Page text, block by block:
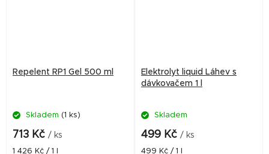
Repelent RP1 Gel 500 ml
Skladem (1 ks)
713 Kč / ks
Měrná
1 426 Kč / 1 l
Elektrolyt liquid Láhev s
dávkovačem 1 l
Skladem
499 Kč / ks
Měrná
499 Kč / 1 l